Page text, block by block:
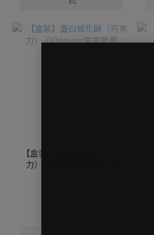
【盒裝】蛋白威化餅（巧克
力）-GOpower果果能量